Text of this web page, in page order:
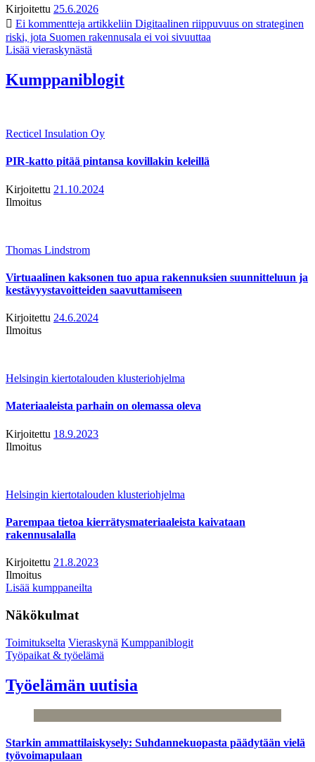
Kirjoitettu 25.6.2026
Ei kommentteja artikkeliin Digitaalinen riippuvuus on strateginen
riski, jota Suomen rakennusala ei voi sivuuttaa
Lisää vieraskynästä
Kumppaniblogit
Recticel Insulation Oy
PIR-katto pitää pintansa kovillakin keleillä
Kirjoitettu 21.10.2024
Ilmoitus
Thomas Lindstrom
Virtuaalinen kaksonen tuo apua rakennuksien suunnitteluun ja
kestävyystavoitteiden saavuttamiseen
Kirjoitettu 24.6.2024
Ilmoitus
Helsingin kiertotalouden klusteriohjelma
Materiaaleista parhain on olemassa oleva
Kirjoitettu 18.9.2023
Ilmoitus
Helsingin kiertotalouden klusteriohjelma
Parempaa tietoa kierrätysmateriaaleista kaivataan
rakennusalalla
Kirjoitettu 21.8.2023
Ilmoitus
Lisää kumppaneilta
Näkökulmat
Toimitukselta Vieraskynä Kumppaniblogit
Työpaikat & työelämä
Työelämän uutisia
Starkin ammattilaiskysely: Suhdannekuopasta päädytään vielä
työvoimapulaan